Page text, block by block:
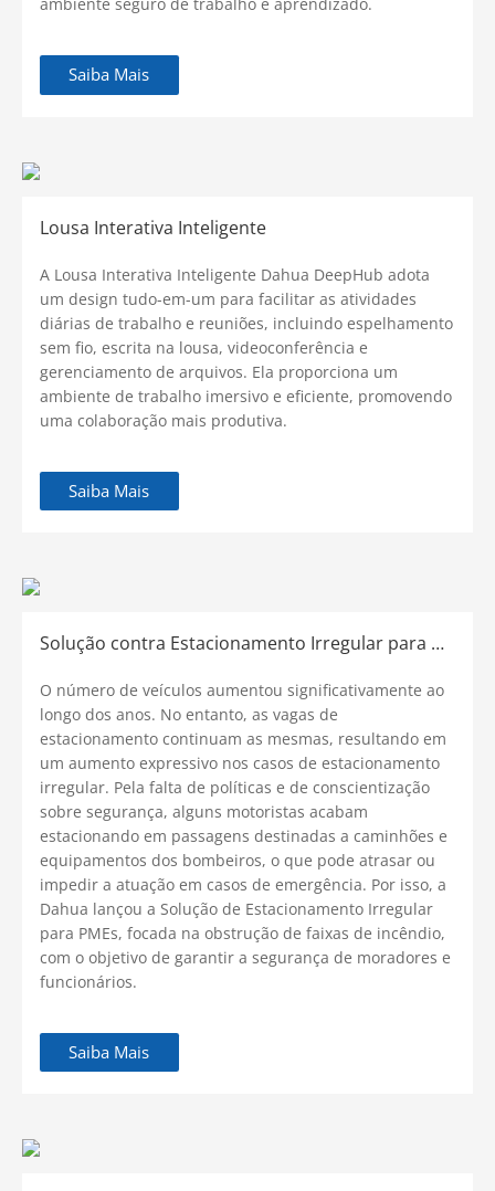
Saiba Mais
Lousa Interativa Inteligente
A Lousa Interativa Inteligente Dahua DeepHub adota
um design tudo-em-um para facilitar as atividades
diárias de trabalho e reuniões, incluindo espelhamento
sem fio, escrita na lousa, videoconferência e
gerenciamento de arquivos. Ela proporciona um
ambiente de trabalho imersivo e eficiente, promovendo
uma colaboração mais produtiva.
Saiba Mais
Solução contra Estacionamento Irregular para Obstrução de Faixa de Incêndio
O número de veículos aumentou significativamente ao
longo dos anos. No entanto, as vagas de
estacionamento continuam as mesmas, resultando em
um aumento expressivo nos casos de estacionamento
irregular. Pela falta de políticas e de conscientização
sobre segurança, alguns motoristas acabam
estacionando em passagens destinadas a caminhões e
equipamentos dos bombeiros, o que pode atrasar ou
impedir a atuação em casos de emergência. Por isso, a
Dahua lançou a Solução de Estacionamento Irregular
para PMEs, focada na obstrução de faixas de incêndio,
com o objetivo de garantir a segurança de moradores e
funcionários.
Saiba Mais